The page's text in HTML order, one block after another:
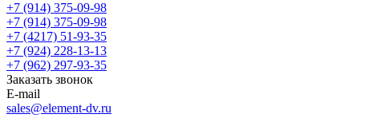
+7 (914) 375-09-98
+7 (914) 375-09-98
+7 (4217) 51-93-35
+7 (924) 228-13-13
+7 (962) 297-93-35
Заказать звонок
E-mail
sales@element-dv.ru